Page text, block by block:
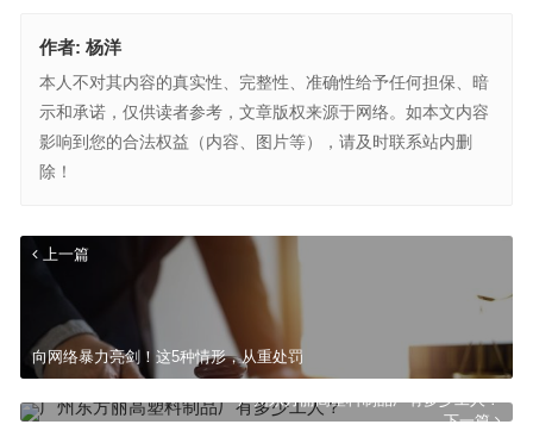
作者: 杨洋
本人不对其内容的真实性、完整性、准确性给予任何担保、暗
示和承诺，仅供读者参考，文章版权来源于网络。如本文内容
影响到您的合法权益（内容、图片等），请及时联系站内删
除！
上一篇
向网络暴力亮剑！这5种情形，从重处罚
下一篇
广州东方丽高塑料制品厂有多少工人？